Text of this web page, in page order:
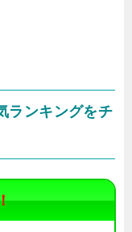
ランキングをチ